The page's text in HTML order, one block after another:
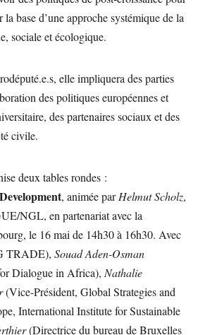
base d’une approche systémique de la
sociale et écologique.
elle impliquera des parties
des politiques européennes et
des partenaires sociaux et des
civile.
deux tables rondes :
, animée parHelmut Scholz,
NGL, en partenariat avec la
le 16 mai de 14h30 à 16h30. Avec
TRADE), Souad Aden-Osman
Dialogue in Africa), Nathalie
(Vice-Président, Global Strategies and
International Institute for Sustainable
(Directrice du bureau de Bruxelles